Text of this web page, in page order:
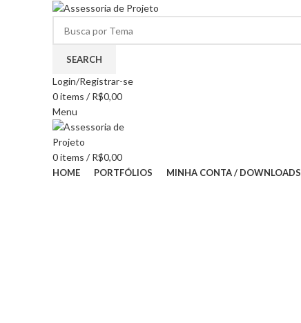
SEARCH
Login/Registrar-se
0items / R$0,00
Menu
0items / R$0,00
HOME PORTFÓLIOS MINHA CONTA / DOWNLOADS